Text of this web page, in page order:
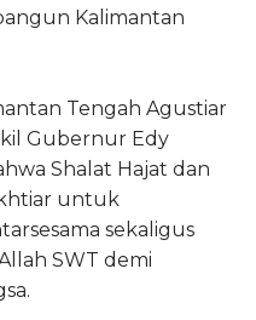
Kalimantan
Tengah Agustiar
Gubernur Edy
Shalat Hajat dan
untuk
sekaligus
SWT demi